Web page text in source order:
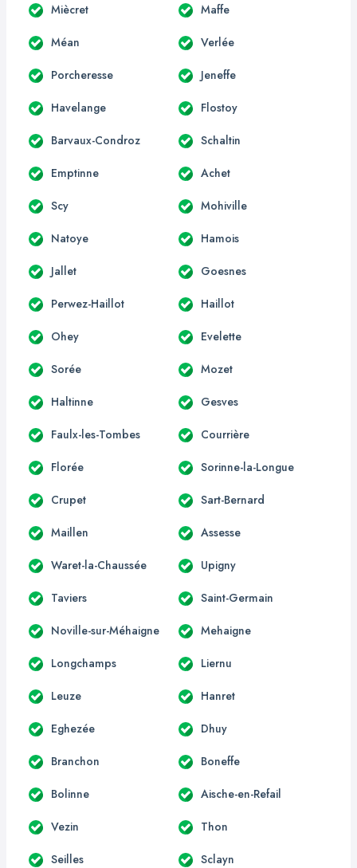
Miècret Maffe
Méan Verlée
Porcheresse Jeneffe
Havelange Flostoy
Barvaux-Condroz Schaltin
Emptinne Achet
Scy Mohiville
Natoye Hamois
Jallet Goesnes
Perwez-Haillot Haillot
Ohey Evelette
Sorée Mozet
Haltinne Gesves
Faulx-les-Tombes Courrière
Florée Sorinne-la-Longue
Crupet Sart-Bernard
Maillen Assesse
Waret-la-Chaussée Upigny
Taviers Saint-Germain
Noville-sur-Méhaigne Mehaigne
Longchamps Liernu
Leuze Hanret
Eghezée Dhuy
Branchon Boneffe
Bolinne Aische-en-Refail
Vezin Thon
Seilles Sclayn